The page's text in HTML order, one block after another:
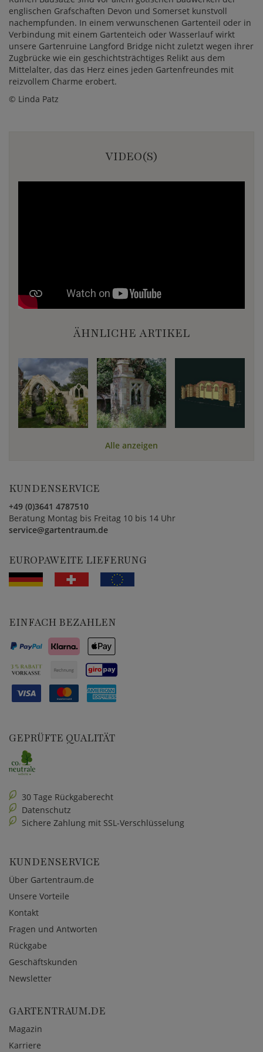
englischen Grafschaften Devon und Somerset kunstvoll
nachempfunden. In einem verwunschenen Gartenteil oder in
Verbindung mit einem Gartenteich oder Wasserlauf wirkt
unsere Gartenruine Langford Bridge nicht zuletzt wegen ihrer
Zugbrücke wie ein geschichtsträchtiges Relikt aus dem
Mittelalter, das das Herz eines jeden Gartenfreundes mit
reizvollem Charme erobert.
© Linda Patz
VIDEO(S)
ÄHNLICHE ARTIKEL
Alle anzeigen
KUNDENSERVICE
+49 (0)3641 4787510
Beratung Montag bis Freitag 10 bis 14 Uhr
service@gartentraum.de
EUROPAWEITE LIEFERUNG
EINFACH BEZAHLEN
GEPRÜFTE QUALITÄT
30 Tage Rückgaberecht
Datenschutz
Sichere Zahlung mit SSL-Verschlüsselung
KUNDENSERVICE
Über Gartentraum.de
Unsere Vorteile
Kontakt
Fragen und Antworten
Rückgabe
Geschäftskunden
Newsletter
GARTENTRAUM.DE
Magazin
Karriere